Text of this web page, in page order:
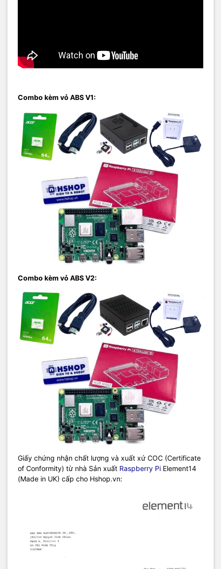
Combo kèm vỏ ABS V1:
Combo kèm vỏ ABS V2:
Giấy chứng nhận chất lượng và xuất xứ COC (Certificate
of Conformity) từ nhà Sản xuất Raspberry Pi Element14
(Made in UK) cấp cho Hshop.vn: